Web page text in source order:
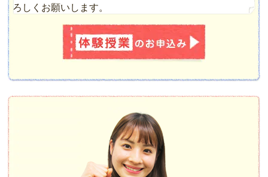
ろしくお願いします。